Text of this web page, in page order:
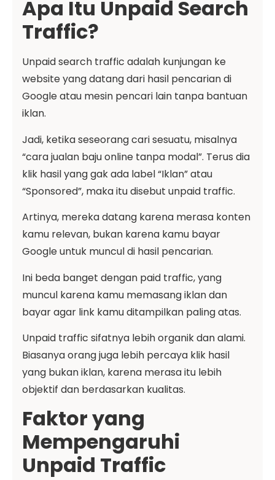
Apa Itu Unpaid Search
Traffic?
Unpaid search traffic adalah kunjungan ke
website yang datang dari hasil pencarian di
Google atau mesin pencari lain tanpa bantuan
iklan.
Jadi, ketika seseorang cari sesuatu, misalnya
“cara jualan baju online tanpa modal”. Terus dia
klik hasil yang gak ada label “Iklan” atau
“Sponsored”, maka itu disebut unpaid traffic.
Artinya, mereka datang karena merasa konten
kamu relevan, bukan karena kamu bayar
Google untuk muncul di hasil pencarian.
Ini beda banget dengan paid traffic, yang
muncul karena kamu memasang iklan dan
bayar agar link kamu ditampilkan paling atas.
Unpaid traffic sifatnya lebih organik dan alami.
Biasanya orang juga lebih percaya klik hasil
yang bukan iklan, karena merasa itu lebih
objektif dan berdasarkan kualitas.
Faktor yang
Mempengaruhi
Unpaid Traffic